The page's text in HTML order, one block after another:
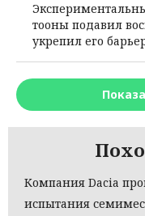
тооны подавил
укрепил его
Компания Dacia
испытания